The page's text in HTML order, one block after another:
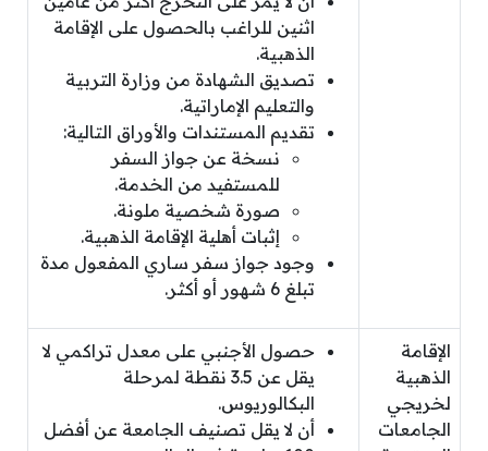
اثنين للراغب بالحصول على الإقامة
الذهبية.
تصديق الشهادة من وزارة التربية
والتعليم الإماراتية.
تقديم المستندات والأوراق التالية:
نسخة عن جواز السفر
للمستفيد من الخدمة.
صورة شخصية ملونة.
إثبات أهلية الإقامة الذهبية.
وجود جواز سفر ساري المفعول مدة
تبلغ 6 شهور أو أكثر.
الإقامة
الذهبية
لخريجي
الجامعات
حصول الأجنبي على معدل تراكمي لا
يقل عن 3.5 نقطة لمرحلة
البكالوريوس.
أن لا يقل تصنيف الجامعة عن أفضل